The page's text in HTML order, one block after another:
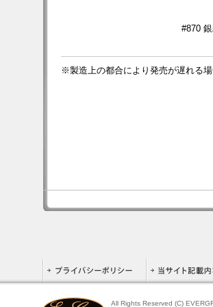
#870
※製造上の都合により発売が遅れる
All Rights Reserved (C)